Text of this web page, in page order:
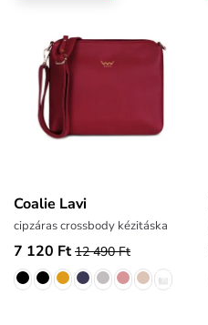
Coalie Lavi
cipzáras crossbody kézitáska
7 120 Ft 12 490 Ft